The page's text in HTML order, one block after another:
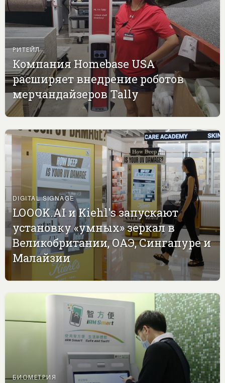
РИТЕЙЛ
Компания Homebase USA
расширяет внедрение роботов
мерчандайзеров Tally
DIGITAL SIGNAGE
LOOOK.AI и Kiehl's запускают
установку «умных» зеркал в
Великобритании, ОАЭ, Сингапуре и
Малайзии
БИОМЕТРИЯ